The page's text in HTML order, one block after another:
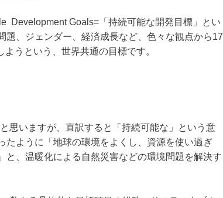
Development Goals= 「持続可能な開発目標」とい
題、ジェンダー、経済成長など、色々な観点から17
うという、世界共通の目標です。
思いますが、直訳すると「持続可能な」という意
たように「地球の環境をよくし、資源を使い過ぎ
、温暖化による自然災害などの環境問題を解決す